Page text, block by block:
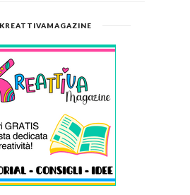
KREATTIVAMAGAZINE